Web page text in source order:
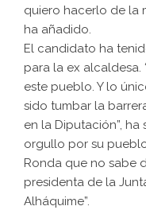
quiero hacerlo de la
ha añadido.
El candidato ha
para la ex
este pueblo. Y lo
sido tumbar la
en la Diputación”,
orgullo por su
Ronda que no sabe
presidenta de la
Alháquime”.